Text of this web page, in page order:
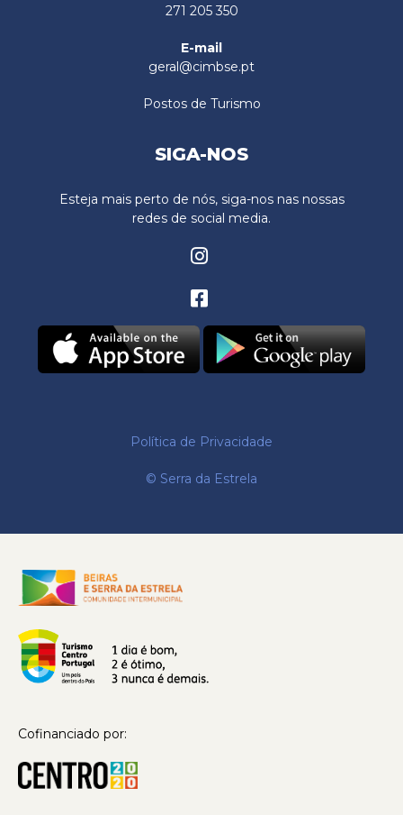
271 205 350
E-mail
geral@cimbse.pt
Postos de Turismo
SIGA-NOS
Esteja mais perto de nós, siga-nos nas nossas
redes de social media.
© Serra da Estrela
Política de Privacidade
Cofinanciado por: